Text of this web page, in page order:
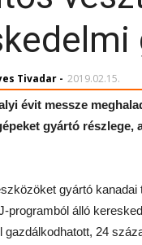
Tivadar - 2019.02.15.
évit messze
gyártó
gyártó
programból álló
gazdálkodhatott, 24